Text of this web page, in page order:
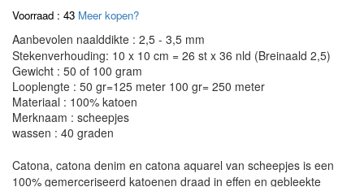
Voorraad : 43 Meer kopen?
Aanbevolen naalddikte : 2,5 - 3,5 mm
Stekenverhouding: 10 x 10 cm = 26 st x 36 nld (Breinaald 2,5)
Gewicht : 50 of 100 gram
Looplengte : 50 gr=125 meter 100 gr= 250 meter
Materiaal : 100% katoen
Merknaam : scheepjes
wassen : 40 graden
Catona, catona denim en catona aquarel van scheepjes is een
100% gemerceriseerd katoenen draad in effen en gebleekte